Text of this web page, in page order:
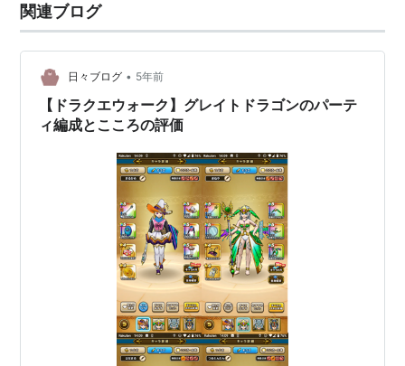
関連ブログ
日々ブログ • 5年前
【ドラクエウォーク】グレイトドラゴンのパーテ
ィ編成とこころの評価